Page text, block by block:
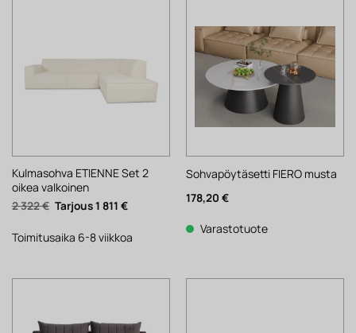
Kulmasohva ETIENNE Set 2
oikea valkoinen
2 322€ Alkuperäinen
hinta
2
322 €.
1 811 €Nykyinen
1
811 €.
Toimitusaika 6-8 viikkoa
Sohvapöytäsetti FIERO musta
178,20 €
Varastotuote